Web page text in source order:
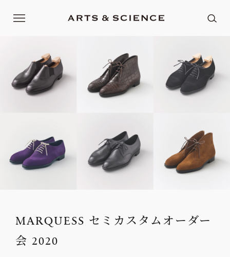
MARQUESS セミカスタムオーダー
会 2020